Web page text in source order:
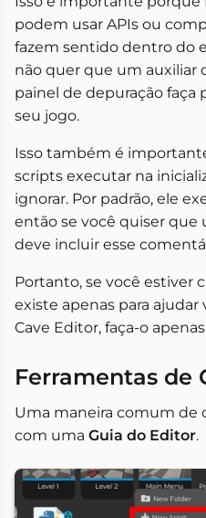
podem usar APIs ou
fazem sentido dentro do
não quer que um auxiliar
painel de depuração
seu jogo.
Isso também é
scripts executar na
ignorar. Por padrão, ele
então se você quiser que
deve incluir esse
Portanto, se você estiver
existe apenas para
Cave Editor, faça-o
Ferramentas de
Uma maneira comum de
com uma Guia do Editor.